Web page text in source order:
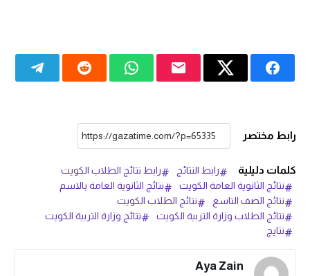
رابط مختصر
كلمات دليلية رابط النتائج
رابط نتائج الطلاب الكويت
نتائج الثانوية العامة الكويت
نتائج الثانوية العامة بالاسم
نتائج الصف التاسع
نتائج الطلاب الكويت
نتائج الطلاب وزارة التربية الكويت
نتائج وزارة التربية الكويت
نتايج
Aya Zain